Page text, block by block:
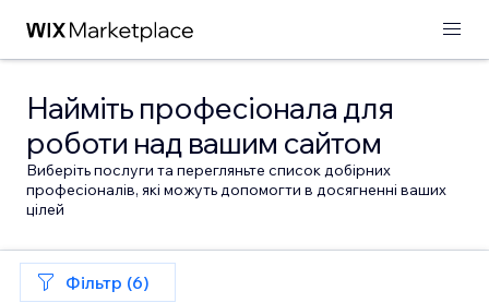
Найміть професіонала для
роботи над вашим сайтом
Виберіть послуги та перегляньте список добірних
професіоналів, які можуть допомогти в досягненні ваших
цілей
Фільтр (6)